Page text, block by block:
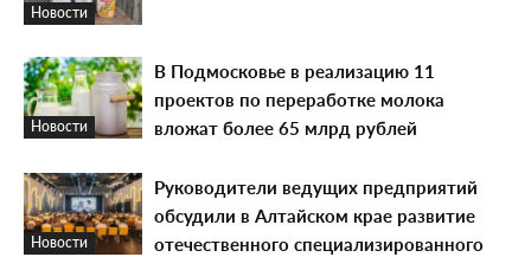
Новости
Новости
В Подмосковье в реализацию 11
проектов по переработке молока
вложат более 65 млрд рублей
Новости
Руководители ведущих предприятий
обсудили в Алтайском крае развитие
отечественного специализированного